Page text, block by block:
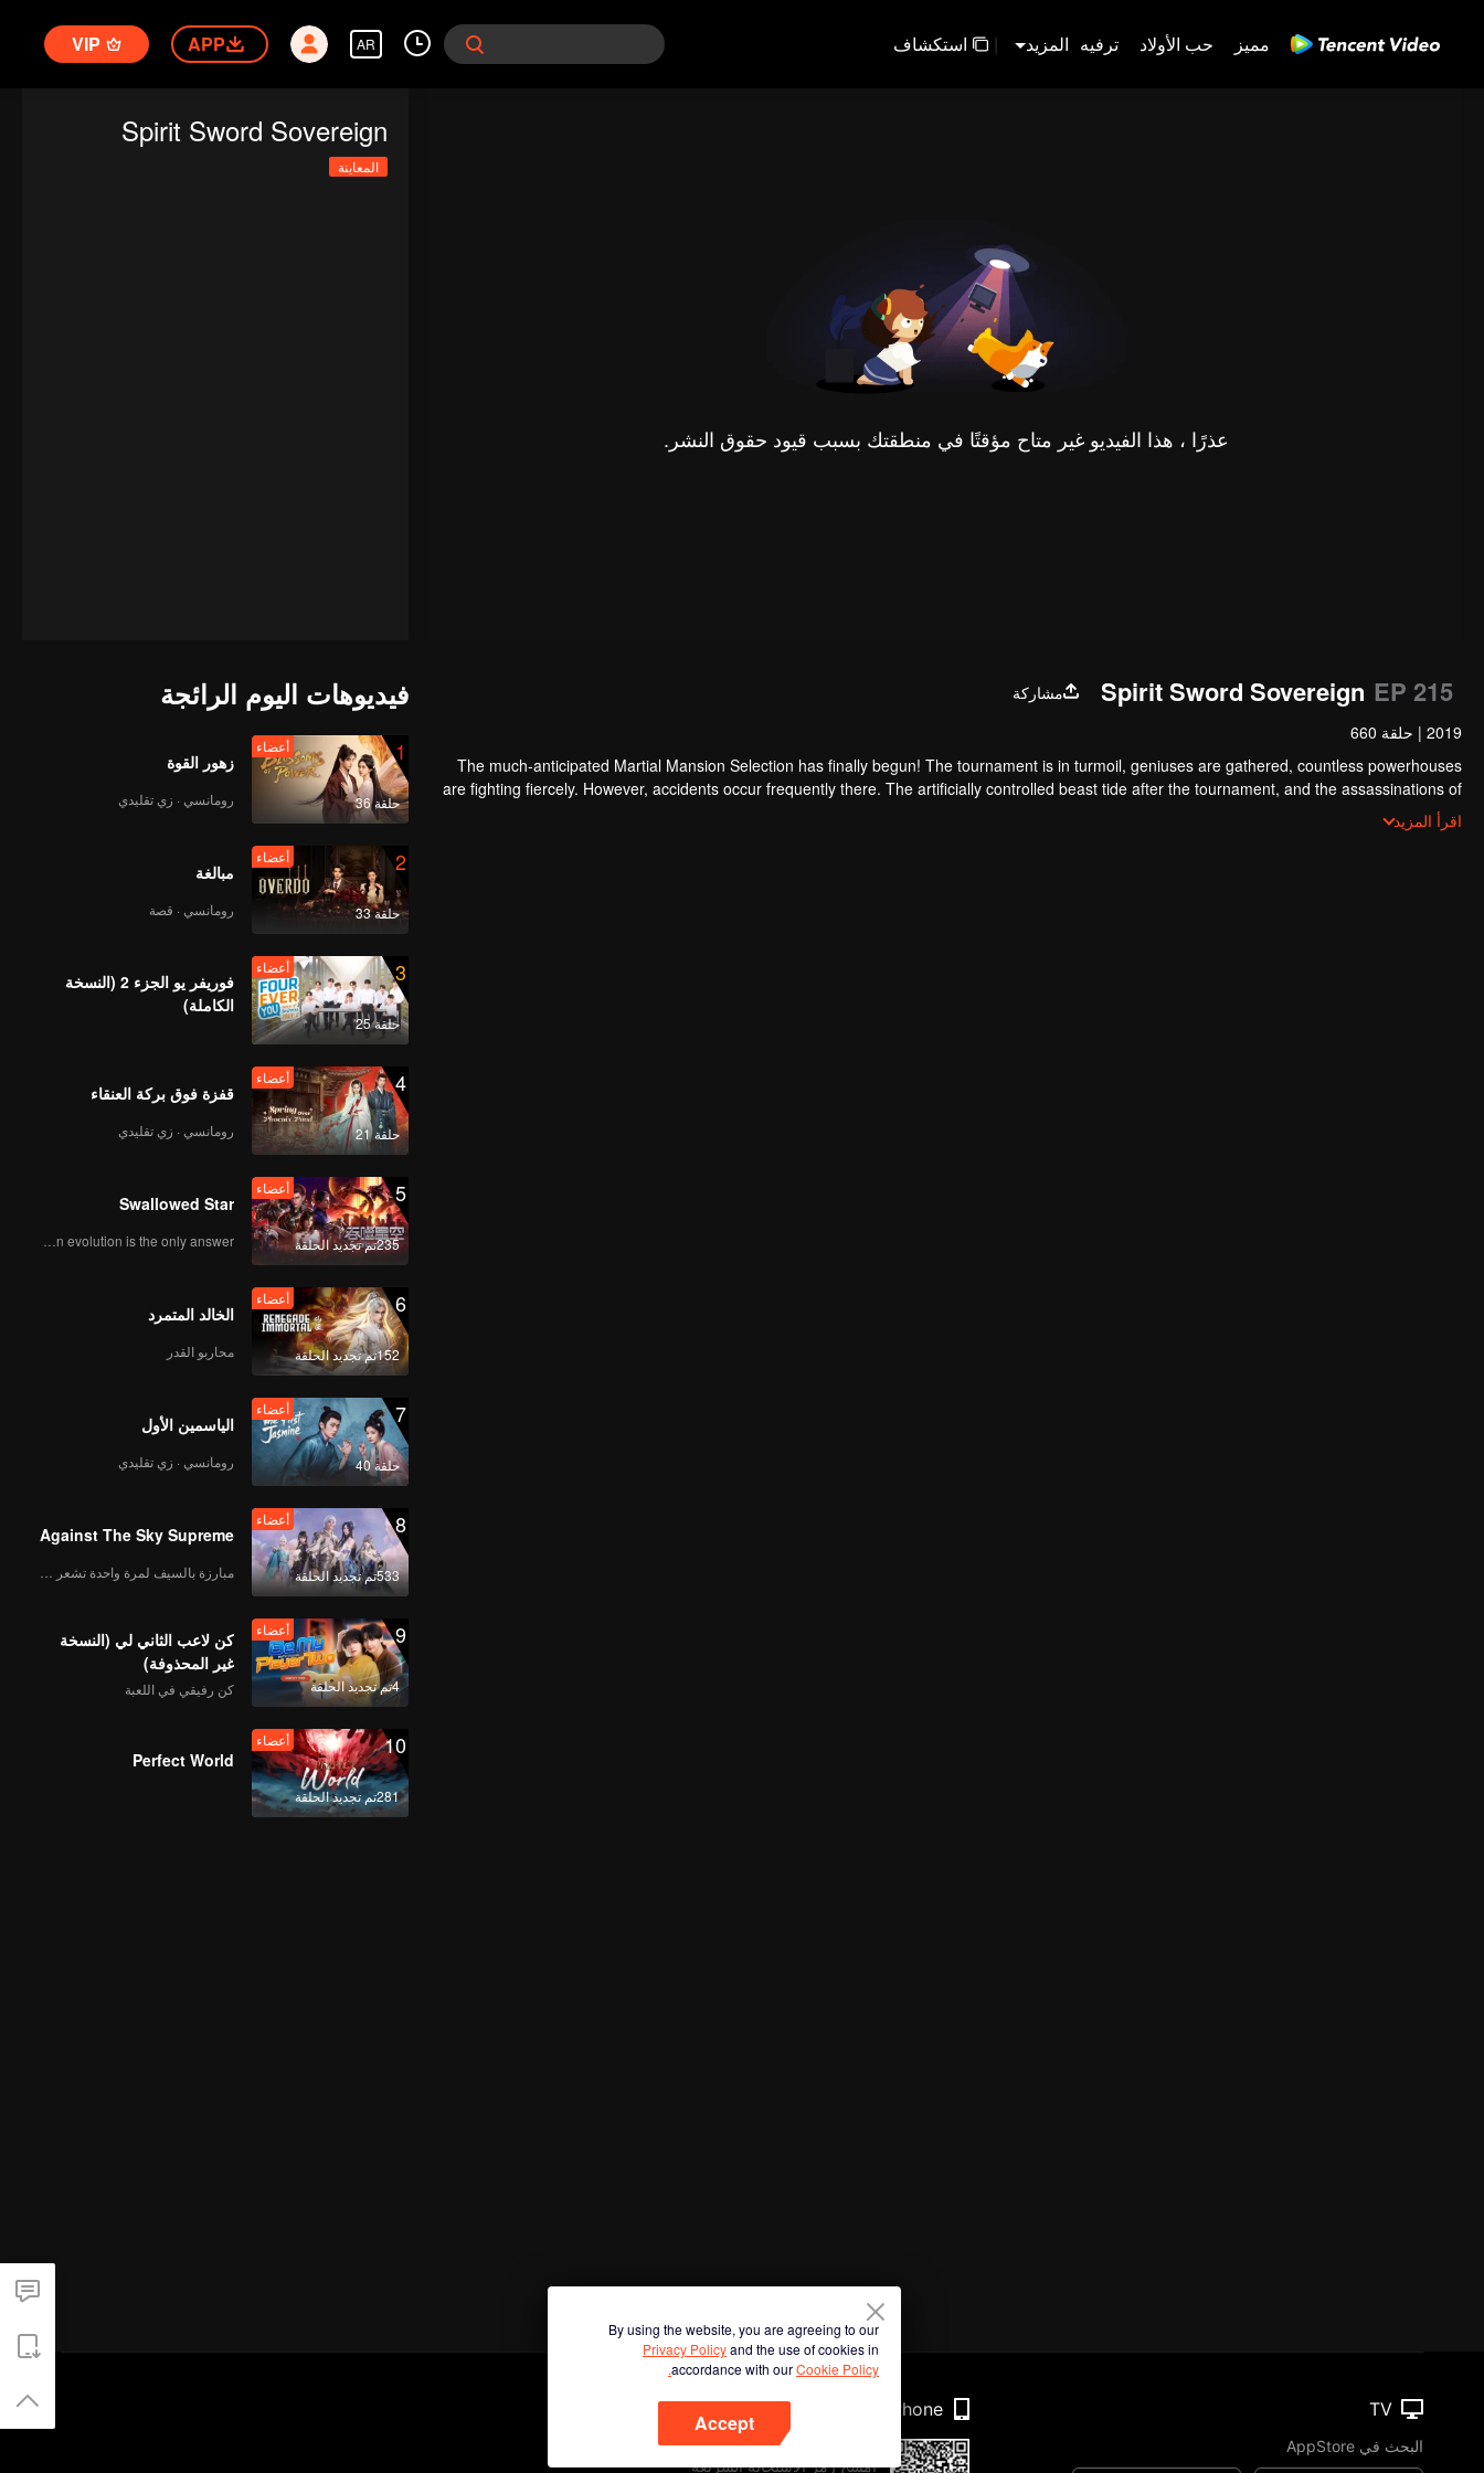
مميز حب الأولاد ترفيه المزيد | استكشاف AR
APP
VIP
عذرًا ، هذا الفيديو غير متاح مؤقتًا في منطقتك بسبب قيود حقوق النشر.
Spirit Sword Sovereign
المعاينة
Spirit Sword Sovereign EP 215
مشاركة
2019
| حلقة 660
The much-anticipated Martial Mansion Selection has finally begun! The tournament is in turmoil, geniuses are gathered, countless powerhouses
are fighting fiercely. However, accidents occur frequently there. The artificially controlled beast tide after the tournament, and the assassinations of
the strongest people that ensue, all reveal the mysterious and huge assassination sect, the Heavenly Evolution Sect. Let's see how Chu Xingyun is
able to cut through the thorns in this treacherous assassination and carry the world before one!
اقرأ المزيد
فيديوهات اليوم الرائجة
1
حلقة 36
أعضاء
زهور القوة
رومانسي · زي تقليدي
2
حلقة 33
أعضاء
مبالغة
رومانسي · قصة
3
حلقة 25
أعضاء
فوريفر يو الجزء 2 (النسخة
الكاملة)
4
حلقة 21
أعضاء
قفزة فوق بركة العنقاء
رومانسي · زي تقليدي
5
235تم تجديد الحلقة
أعضاء
Swallowed Star
Human evolution is the only answer.
6
152تم تجديد الحلقة
أعضاء
الخالد المتمرد
محاربو القدر
7
حلقة 40
أعضاء
الياسمين الأول
رومانسي · زي تقليدي
8
533تم تجديد الحلقة
أعضاء
Against The Sky Supreme
9
4تم تجديد الحلقة
أعضاء
كن لاعب الثاني لي (النسخة
غير المحذوفة)
كن رفيقي في اللعبة
10
281تم تجديد الحلقة
أعضاء
Perfect World
By using the website, you are agreeing to our
Privacy Policyand the use of cookies in
accordance with ourCookie Policy.
Accept
TV
البحث في AppStore
Phone
امسح رمز الاستجابة السريعة